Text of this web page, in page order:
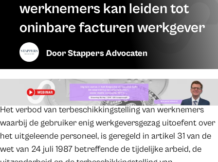
werknemers kan leiden tot
oninbare facturen werkgever
DoorStappers Advocaten
Het verbod van terbeschikkingstelling van werknemers
waarbij de gebruiker enig werkgeversgezag uitoefent over
het uitgeleende personeel, is geregeld in artikel 31 van de
wet van 24 juli 1987 betreffende de tijdelijke arbeid, de